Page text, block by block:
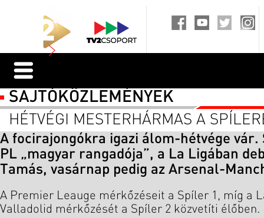
SAJTÓKÖZLEMÉNYEK
HÉTVÉGI MESTERHÁRMAS A
A focirajongókra igazi álom-hétvége vár.
PL „magyar rangadója”, a La Ligában
Tamás, vasárnap pedig az Arsenal-
A Premier Leauge mérkőzéseit a Spíler 1, míg a
Valladolid mérkőzését a Spíler 2 közvetíti élőben.